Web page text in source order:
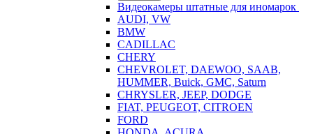
Видеокамеры штатные для иномарок
AUDI, VW
BMW
CADILLAC
CHERY
CHEVROLET, DAEWOO, SAAB,
HUMMER, Buick, GMC, Saturn
CHRYSLER, JEEP, DODGE
FIAT, PEUGEOT, CITROEN
FORD